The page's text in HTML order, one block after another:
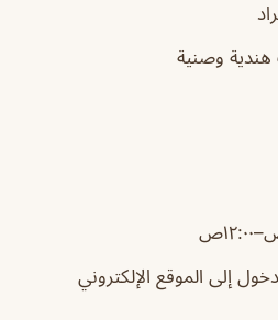
وصنية
إلى الموقع الإلكتروني